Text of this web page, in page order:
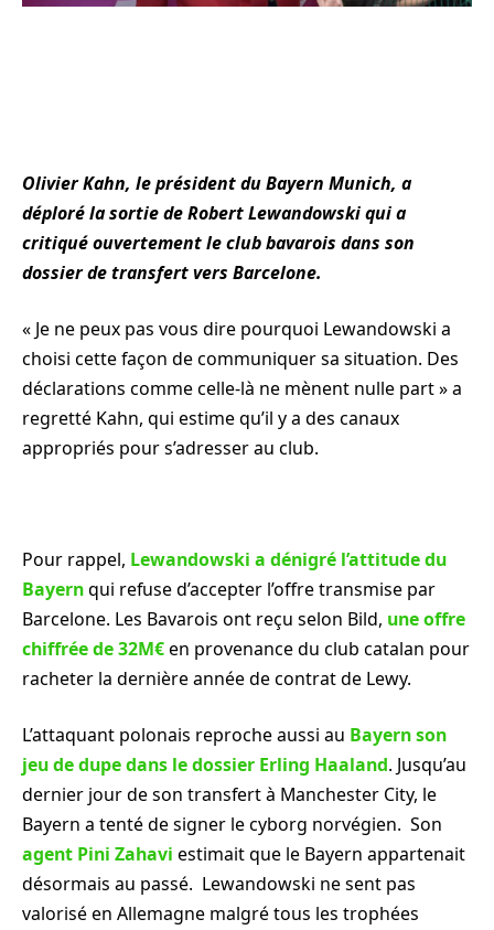
Olivier Kahn, le président du Bayern Munich, a
déploré la sortie de Robert Lewandowski qui a
critiqué ouvertement le club bavarois dans son
dossier de transfert vers Barcelone.
« Je ne peux pas vous dire pourquoi Lewandowski a
choisi cette façon de communiquer sa situation. Des
déclarations comme celle-là ne mènent nulle part » a
regretté Kahn, qui estime qu’il y a des canaux
appropriés pour s’adresser au club.
Pour rappel, Lewandowski a dénigré l’attitude du
Bayernqui refuse d’accepter l’offre transmise par
Barcelone. Les Bavarois ont reçu selon Bild, une offre
chiffrée de 32M€en provenance du club catalan pour
racheter la dernière année de contrat de Lewy.
L’attaquant polonais reproche aussi au Bayern son
jeu de dupe dans le dossier Erling Haaland. Jusqu’au
dernier jour de son transfert à Manchester City, le
Bayern a tenté de signer le cyborg norvégien. Son
agent Pini Zahavi estimait que le Bayern appartenait
désormais au passé. Lewandowski ne sent pas
valorisé en Allemagne malgré tous les trophées